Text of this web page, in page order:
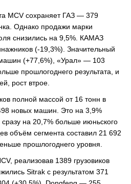
MCV сохраняет ГАЗ — 379
Однако продажи марки
снизились на 9,5%. КАМАЗ
(-19,3%). Значительный
(+77,6%), «Урал» — 103
прошлогоднего результата, и
рост втрое.
полной массой от 16 тонн в
новых машин. Это на 3,9%
на 20,7% больше июньского
объём сегмента составил 21 692
прошлогоднего уровня.
реализовав 1389 грузовиков
Sitrak с результатом 371